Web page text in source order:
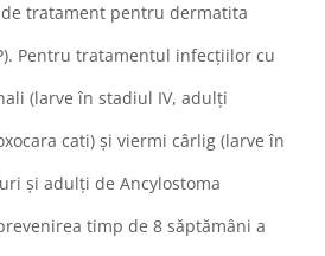
tratament pentru dermatita
Pentru tratamentul infecțiilor cu
(larve în stadiul IV, adulți
cati) și viermi cârlig (larve în
și adulți de Ancylostoma
timp de 8 săptămâni a